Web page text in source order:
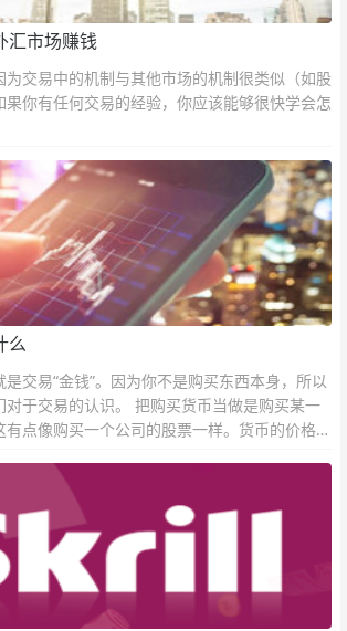
汇市场赚钱
交易中的机制与其他市场的机制很类似（如股
果你有任何交易的经验，你应该能够很快学会怎
么
交易“金钱”。因为你不是购买东西本身，所以
对于交易的认识。 把购买货币当做是购买某一
点像购买一个公司的股票一样。货币的价格直